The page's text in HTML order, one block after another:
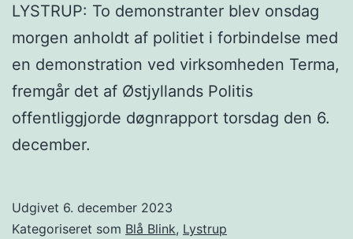
LYSTRUP: To demonstranter blev onsdag
morgen anholdt af politiet i forbindelse med
en demonstration ved virksomheden Terma,
fremgår det af Østjyllands Politis
offentliggjorde døgnrapport torsdag den 6.
december.
Udgivet 6. december 2023
Kategoriseret som Blå Blink, Lystrup